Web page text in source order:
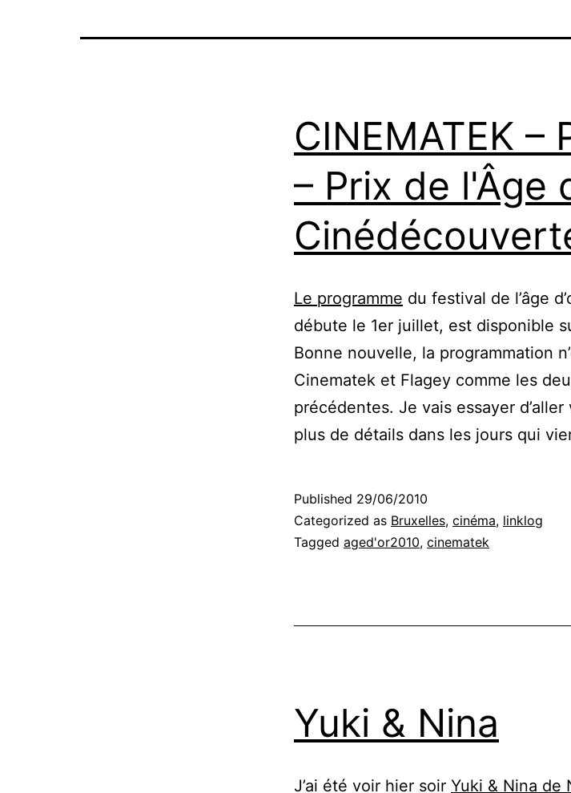
CINEMATEK –
– Prix de l'Âge
Le programme du festival de l’âge
débute le 1er juillet, est disponible
Bonne nouvelle, la programmation
Cinematek et Flagey comme les
précédentes. Je vais essayer
plus de détails dans les jours qui
Published 29/06/2010
Categorized as Bruxelles, cinéma, linklog
Tagged aged'or2010, cinematek
Yuki & Nina
J’ai été voir hier soir Yuki & Nina de